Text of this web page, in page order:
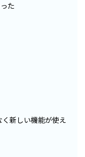
た
新しい機能が使え